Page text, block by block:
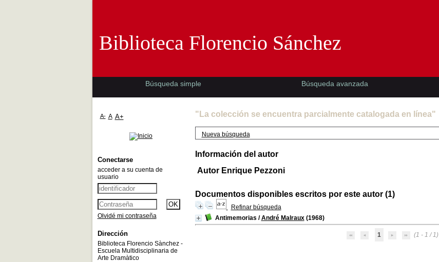
"La colección se encuentra parcialmente catalogada en línea"
Nueva búsqueda
Información del autor
Autor Enrique Pezzoni
Documentos disponibles escritos por este autor (1)
Refinar búsqueda
Antimemorias /André Malraux(1968)
1 (1 - 1 / 1)
Biblioteca Florencio Sánchez
Búsqueda simple Búsqueda avanzada
A- A A+
Conectarse
acceder a su cuenta de
usuario
Olvidé mi contraseña
Dirección
Biblioteca Florencio Sànchez -
Escuela Multidisciplinaria de
Arte Dramàtico